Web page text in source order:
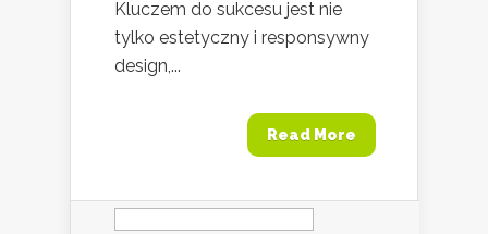
Kluczem do sukcesu jest nie
tylko estetyczny i responsywny
design,...
Read More
Szukaj: